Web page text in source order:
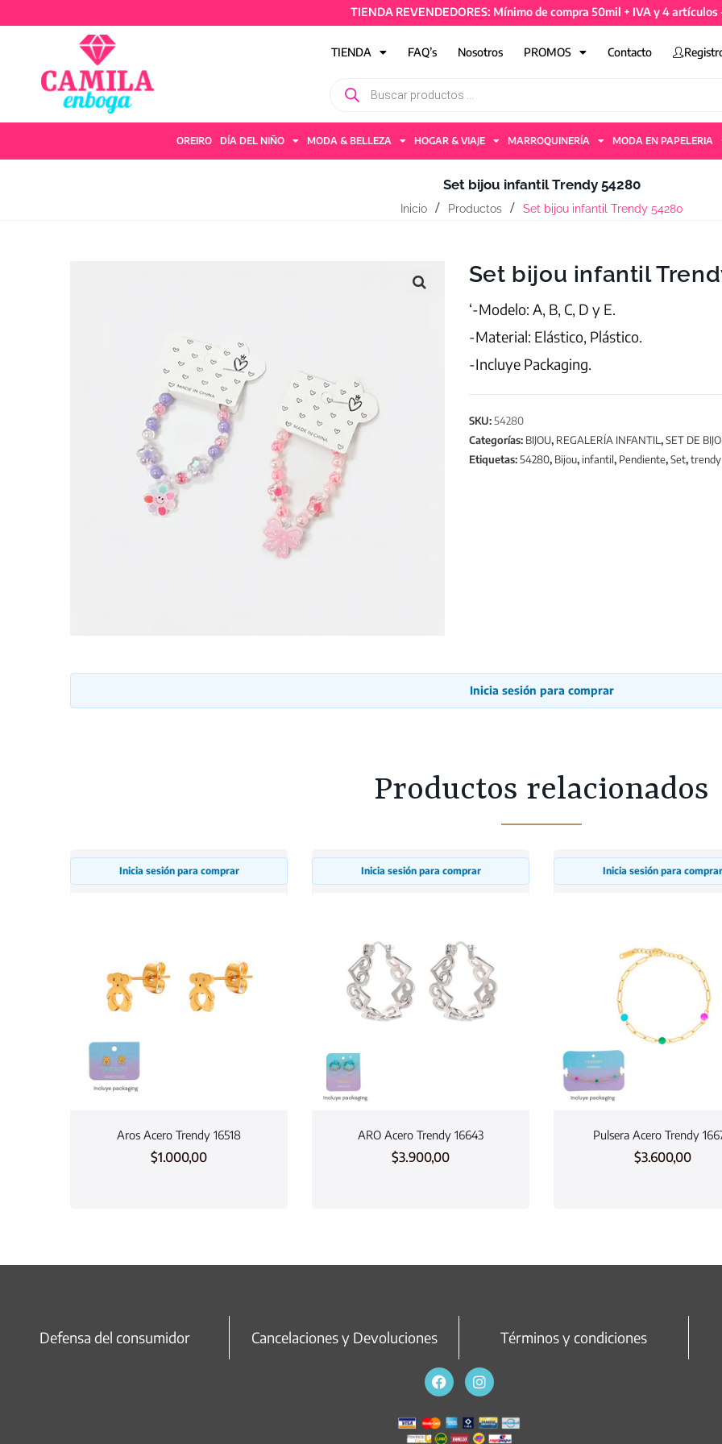
TIENDA REVENDEDORES: Mínimo de compra 50mil + IVA y 4 artículos -
TIENDA FAQ’s Nosotros PROMOS Contacto
OREIRO DÍA DEL NIÑO MODA & BELLEZA HOGAR & VIAJE MARROQUINERÍA MODA EN PAPELERIA
Set bijou infantil Trendy 54280
Inicio Productos Set bijou infantil Trendy 54280
Set bijou infantil
‘-Modelo: A, B, C, D y E.
-Material: Elástico, Plástico.
-Incluye Packaging.
SKU: 54280
Categorías: BIJOU, REGALERÍA INFANTIL ,SET DE
Etiquetas: 54280, Bijou, infantil, Pendiente,Set,trendy
Inicia sesión para comprar
Productos relacionados
Inicia sesión para comprar
Aros Acero Trendy 16518
$1.000,00
Inicia sesión para comprar
ARO Acero Trendy 16643
$3.900,00
Inicia sesión para comprar
Pulsera Acero Trendy
$3.600,00
Defensa del consumidor Cancelaciones y Devoluciones Términos y condiciones